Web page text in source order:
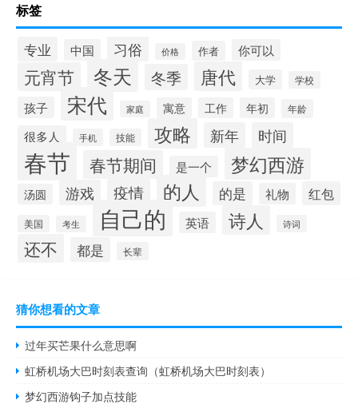
标签
专业 中国 习俗 价格 作者 你可以
元宵节 冬天 冬季 唐代 大学 学校
孩子 宋代 家庭 寓意 工作 年初 年龄
很多人 手机 技能 攻略 新年 时间
春节 春节期间 是一个 梦幻西游
汤圆 游戏 疫情 的人 的是 礼物 红包
美国 考生 自己的 英语 诗人 诗词
还不 都是 长辈
猜你想看的文章
过年买芒果什么意思啊
虹桥机场大巴时刻表查询（虹桥机场大巴时刻表）
梦幻西游钩子加点技能